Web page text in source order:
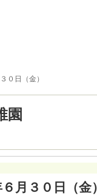
０日（金）
園
月３０日（金